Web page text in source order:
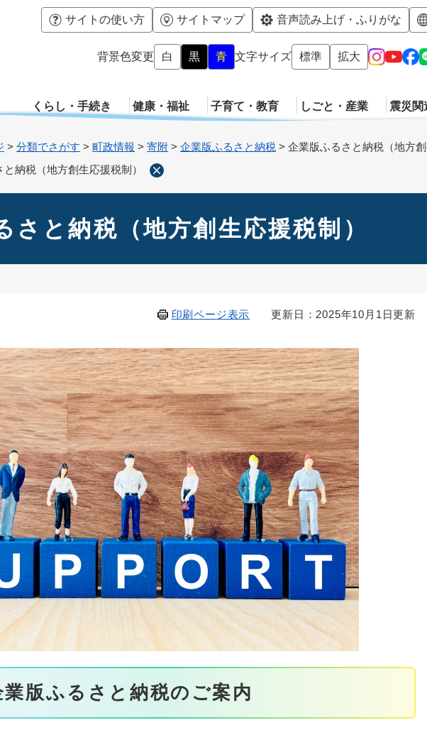
メニューを飛ばして本文へ
サイトの使い方 サイトマップ 音声読み上げ・ふりがな
背景色変更 白 黒 青 文字サイズ 標準 拡大
くらし・手続き 健康・福祉 子育て・教育 しごと・産業 震災関
> 分類でさがす > 町政情報 > 寄附 > 企業版ふるさと納税 > 企業版ふるさと納税（地方創
納税（地方創生応援税制）
さと納税（地方創生応援税制）
更新日：2025年10月1日更新
印刷ページ表示
業版ふるさと納税のご案内